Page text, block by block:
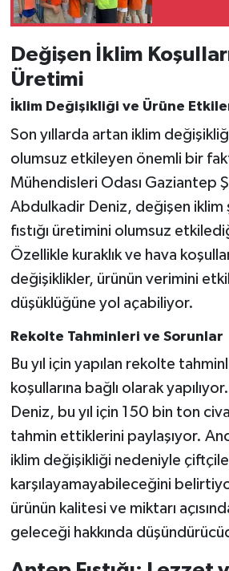
Değişen İklim
Üretimi
İklim Değişikliği ve Ürüne
Son yıllarda artan iklim
olumsuz etkileyen önemli bir
Mühendisleri Odası Gaziantep
Abdulkadir Deniz, değişen iklim
fıstığı üretimini olumsuz
Özellikle kuraklık ve hava
değişiklikler, ürünün verimini
düşüklüğüne yol açabiliyor.
Rekolte Tahminleri ve Sorunlar
Bu yıl için yapılan rekolte
koşullarına bağlı olarak
Deniz, bu yıl için 150 bin ton
tahmin ettiklerini paylaşıyor.
iklim değişikliği nedeniyle
karşılayamayabileceğini
ürünün kalitesi ve miktarı
geleceği hakkında